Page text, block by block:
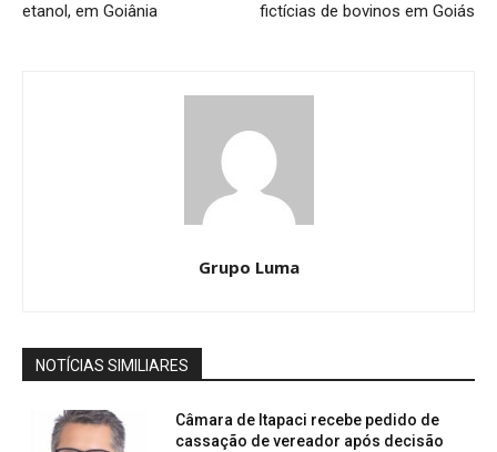
etanol, em Goiânia
fictícias de bovinos em Goiás
Grupo Luma
NOTÍCIAS SIMILIARES
Câmara de Itapaci recebe pedido de
cassação de vereador após decisão